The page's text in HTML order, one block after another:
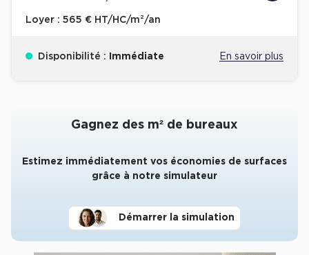
Loyer : 565 € HT/HC/m²/an
Disponibilité : Immédiate En savoir plus
Gagnez des m² de bureaux
Estimez immédiatement vos économies de surfaces
grâce à notre simulateur
Démarrer la simulation